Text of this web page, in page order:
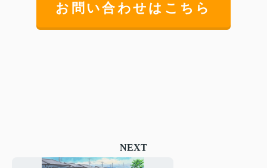
お問い合わせはこちら
NEXT